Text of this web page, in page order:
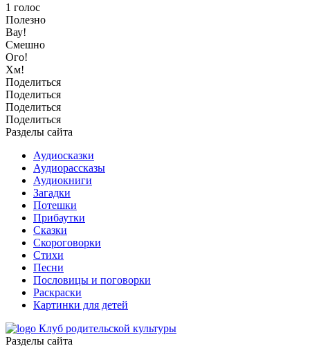
1 голос
Полезно
Вау!
Смешно
Ого!
Хм!
Поделиться
Поделиться
Поделиться
Поделиться
Разделы сайта
Аудиосказки
Аудиорассказы
Аудиокниги
Загадки
Потешки
Прибаутки
Сказки
Скороговорки
Стихи
Песни
Пословицы и поговорки
Раскраски
Картинки для детей
Клуб родительской культуры
Разделы сайта